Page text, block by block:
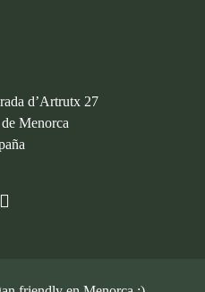
d’Artrutx 27
Menorca